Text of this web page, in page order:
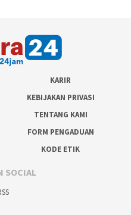
KARIR
KEBIJAKAN PRIVASI
TENTANG KAMI
FORM PENGADUAN
KODE ETIK
SOCIAL